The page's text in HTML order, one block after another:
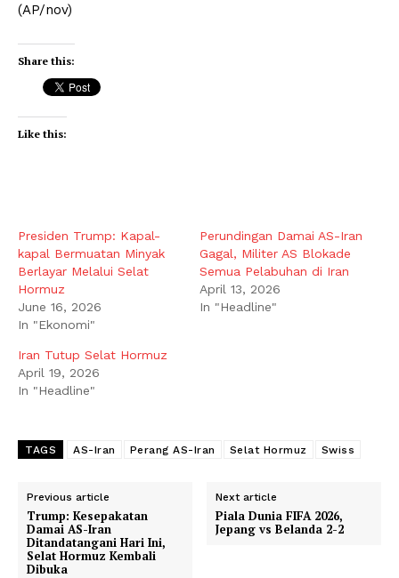
(AP/nov)
Share this:
Like this:
Presiden Trump: Kapal-
kapal Bermuatan Minyak
Berlayar Melalui Selat
Hormuz
June 16, 2026
In "Ekonomi"
Perundingan Damai AS-Iran
Gagal, Militer AS Blokade
Semua Pelabuhan di Iran
April 13, 2026
In "Headline"
Iran Tutup Selat Hormuz
April 19, 2026
In "Headline"
TAGS AS-Iran Perang AS-Iran Selat Hormuz Swiss
Previous article
Trump: Kesepakatan
Damai AS-Iran
Ditandatangani Hari Ini,
Selat Hormuz Kembali
Dibuka
Next article
Piala Dunia FIFA 2026,
Jepang vs Belanda 2-2